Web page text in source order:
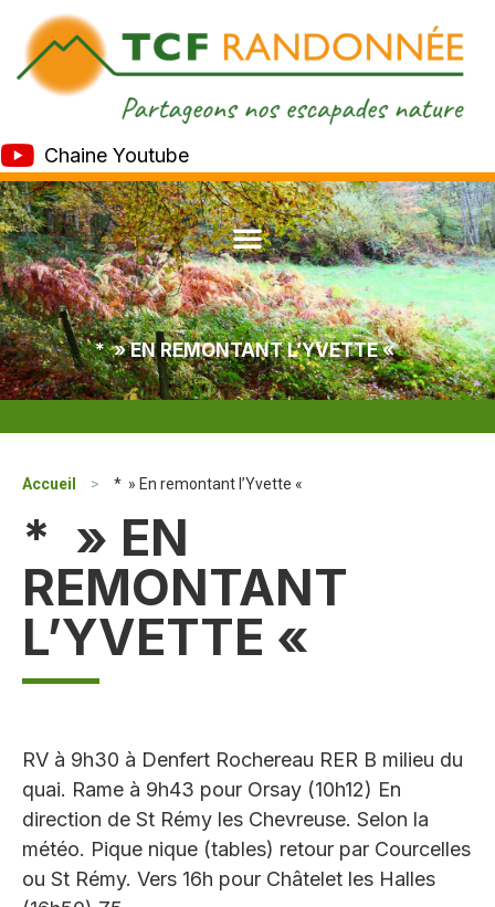
Chaine Youtube
* » EN REMONTANT L’YVETTE «
Accueil > * » En remontant l’Yvette «
* » EN
REMONTANT
L’YVETTE «
RV à 9h30 à Denfert Rochereau RER B milieu du
quai. Rame à 9h43 pour Orsay (10h12) En
direction de St Rémy les Chevreuse. Selon la
météo. Pique nique (tables) retour par Courcelles
ou St Rémy. Vers 16h pour Châtelet les Halles